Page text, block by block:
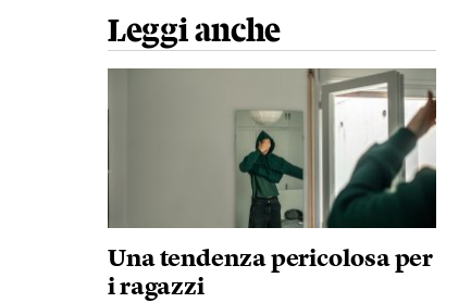
Leggi anche
Una tendenza pericolosa per
i ragazzi